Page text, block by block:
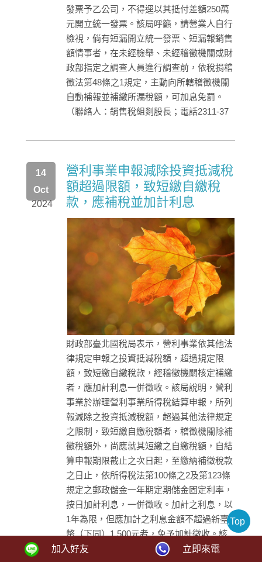
發票予乙公司，不得逕以其抵付差額250萬
元開立統一發票。該局呼籲，請營業人自行
檢視，倘有短漏開立統一發票、短漏報銷售
額情事者，在未經檢舉、未經稽徵機關或財
政部指定之調查人員進行調查前，依稅捐稽
徵法第48條之1規定，主動向所轄稽徵機關
自動補報並補繳所漏稅額，可加息免罰。
（聯絡人：銷售稅組剡股長；電話2311-37
2024
14
Oct
營利事業申報減除投資抵減稅
額超過限額，致短繳自繳稅
款，應補稅並加計利息
財政部臺北國稅局表示，營利事業依其他法
律規定申報之投資抵減稅額，超過規定限
額，致短繳自繳稅款，經稽徵機關核定補繳
者，應加計利息一併徵收。該局說明，營利
事業於辦理營利事業所得稅結算申報，所列
報減除之投資抵減稅額，超過其他法律規定
之限制，致短繳自繳稅額者，稽徵機關除補
徵稅額外，尚應就其短繳之自繳稅額，自結
算申報期限截止之次日起，至繳納補徵稅款
之日止，依所得稅法第100條之2及第123條
規定之郵政儲金一年期定期儲金固定利率，
按日加計利息，一併徵收。加計之利息，以
1年為限，但應加計之利息金額不超過新臺
幣（下同）1,500元者，免予加計徵收。該
局舉例說明，甲公司111年度營利事業所得
.Top
加入好友 立即來電